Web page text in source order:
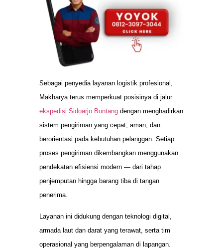
Sebagai penyedia layanan logistik profesional,
Makharya terus memperkuat posisinya di jalur
ekspedisi Sidoarjo Bontang dengan menghadirkan
sistem pengiriman yang cepat, aman, dan
berorientasi pada kebutuhan pelanggan. Setiap
proses pengiriman dikembangkan menggunakan
pendekatan efisiensi modern — dari tahap
penjemputan hingga barang tiba di tangan
penerima.
Layanan ini didukung dengan teknologi digital,
armada laut dan darat yang terawat, serta tim
operasional yang berpengalaman di lapangan.